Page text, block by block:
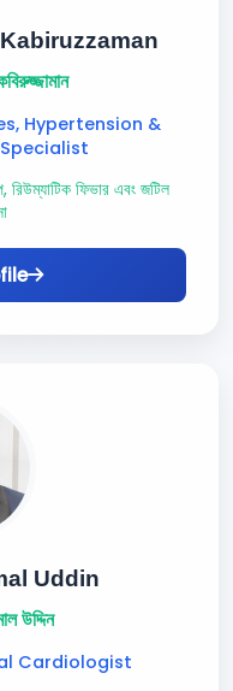
Hypertension &
রিউম্যাটিক ফিভার এবং জটিল
Uddin
উদ্দিন
Cardiologist